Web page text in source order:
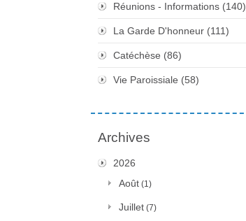
Réunions - Informations (140)
La Garde D'honneur (111)
Catéchèse (86)
Vie Paroissiale (58)
Archives
2026
Août (1)
Juillet (7)